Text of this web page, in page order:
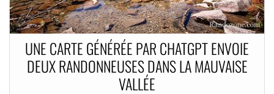
UNE CARTE GÉNÉRÉE PAR CHATGPT ENVOIE
DEUX RANDONNEUSES DANS LA MAUVAISE
VALLÉE